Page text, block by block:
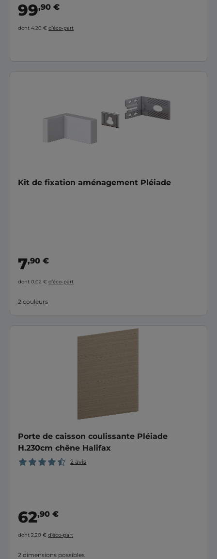
99,90 €
dont 4,20 € d’éco-part
Kit de fixation aménagement Pléiade
7,90 €
dont 0,02 € d’éco-part
2 couleurs
Porte de caisson coulissante Pléiade
H.230cm chêne Halifax
2 avis
62,90 €
dont 2,20 € d’éco-part
2 dimensions possibles